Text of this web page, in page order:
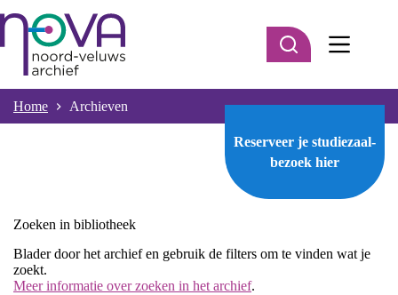
naar
inhoud
Home Archieven
Reserveer je studiezaal-
bezoek hier
Zoeken in bibliotheek
Blader door het archief en gebruik de filters om te vinden wat je
zoekt.
Meer informatie over zoeken in het archief.